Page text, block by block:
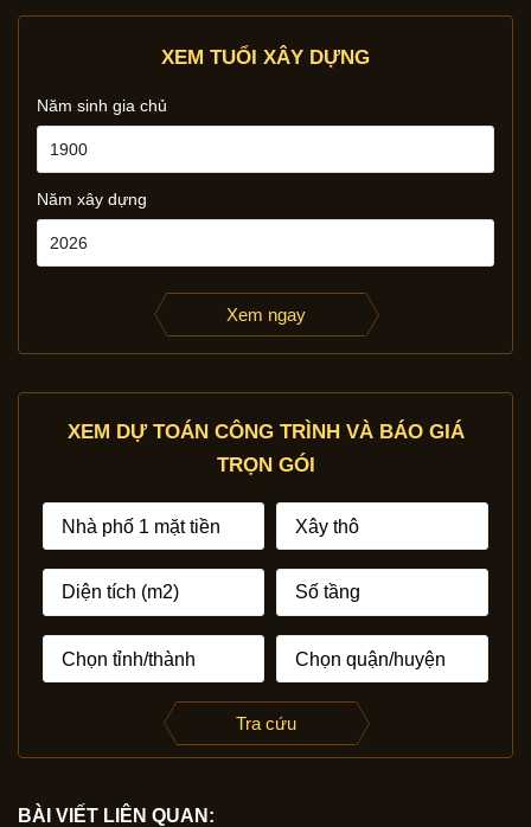
XEM TUỔI XÂY DỰNG
Năm sinh gia chủ
Năm xây dựng
Xem ngay
XEM DỰ TOÁN CÔNG TRÌNH VÀ BÁO GIÁ
TRỌN GÓI
Tra cứu
BÀI VIẾT LIÊN QUAN: